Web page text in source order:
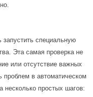
специальную
Эта самая проверка не
или отсутствие важных
проблем в автоматическом
простых шагов: